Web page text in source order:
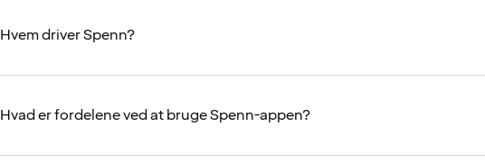
Hvem driver Spenn?
Hvad er fordelene ved at bruge Spenn-appen?